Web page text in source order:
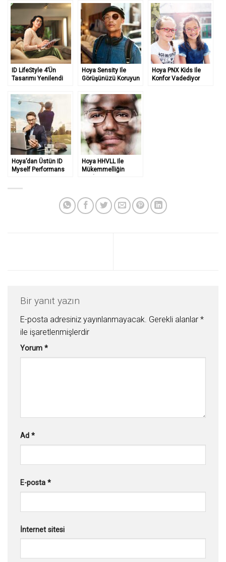
ID LifeStyle 4’ün
Tasarımı Yenilendi
Hoya Sensity Ile
Görüşünüzü Koruyun
Hoya PNX Kids Ile
Konfor Vadediyor
Hoya’dan Üstün ID
Myself Performans
Hoya HHVLL Ile
Mükemmelliğin
Bir yanıt yazın
E-posta adresiniz yayınlanmayacak. Gerekli alanlar *
ile işaretlenmişlerdir
Yorum *
Ad *
E-posta *
İnternet sitesi